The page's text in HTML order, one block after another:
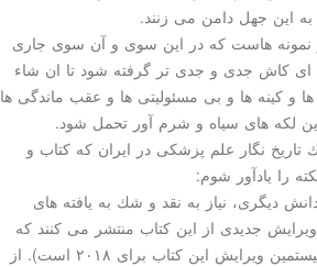
این جهل دامن می زنند.
از نمونه هاست كه در این سوی و آن سوی جاری
كاش جدی و جدی تر گرفته شود تا ان شاء
و كینه ها و بی مسئولیتی ها و عقب ماندگی ها
لكه های سیاه و شرم آور تحمل شود.
تاریخ نگار علم پزشكی در ایران كه كتاب و
را یادآور شوم:
دیگری، نیاز به نقد و شك به یافته های
جدیدی از این كتاب منتشر می كنند كه
خیلی از مطالب آن با ویراست قبلی متفاوت است «بیستمین ویرایش این كتاب برای ۲۰۱۸ است). از